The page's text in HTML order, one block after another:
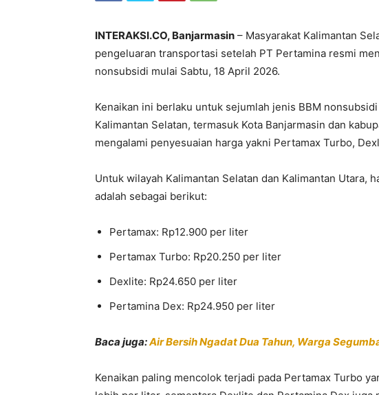
INTERAKSI.CO, Banjarmasin – Masyarakat Kalimantan
pengeluaran transportasi setelah PT Pertamina resmi
nonsubsidi mulai Sabtu, 18 April 2026.
Kenaikan ini berlaku untuk sejumlah jenis BBM
Kalimantan Selatan, termasuk Kota Banjarmasin dan
mengalami penyesuaian harga yakni Pertamax Turbo,
Untuk wilayah Kalimantan Selatan dan Kalimantan Utara,
adalah sebagai berikut:
Pertamax: Rp12.900 per liter
Pertamax Turbo: Rp20.250 per liter
Dexlite: Rp24.650 per liter
Pertamina Dex: Rp24.950 per liter
Baca juga:Air Bersih Ngadat Dua Tahun, Warga
Kenaikan paling mencolok terjadi pada Pertamax Turbo